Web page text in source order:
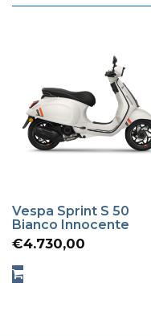
Vespa Sprint S 50
Bianco Innocente
€4.730,00